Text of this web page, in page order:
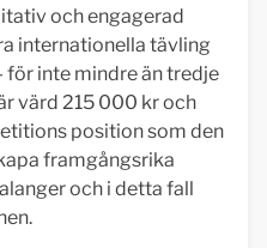
och engagerad
internationella tävling
inte mindre än tredje
värd 215 000 kr och
position som den
framgångsrika
och i detta fall